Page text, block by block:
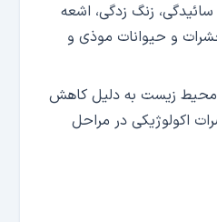
زنگ زدگی، اشعه
و حیوانات موذی و
محیط زیست به دلیل کاهش
اکولوژیکی در مراحل